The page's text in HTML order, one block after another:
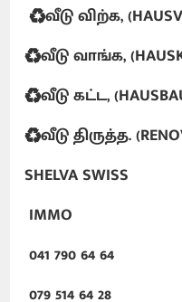
♻️வீடு விற்க,
♻️வீடு வாங்க,
♻️வீடு கட்ட,
♻️வீடு திருத்த.
SHELVA SWISS
IMMO
041 790 64 64
079 514 64 28